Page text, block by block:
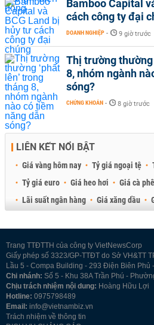
Bamboo Capital
cách công ty đại
DOANH NGHIỆP - 9 giờ trước
Thị trường thường
8, nhóm ngành
sóng?
CHỨNG KHOÁN - 8 giờ trước
LIÊN KẾT NỔI BẬT
Giá vàng hôm nay Tỷ giá ngoại tệ
Tỷ giá euro
Giá heo hơi Giá cà phê
Lãi suất ngân hàng
Giá xăng dầu
Trang TTĐTTH của công ty VietNewsCorp
Giấy phép số 3323/GP-TTĐT do Sở VH&TT
Lầu 5 - Compa Building - 293 Điện Biên Phủ
Chi nhánh: Số 5 - Khu 38A Trần Phú -
Chịu trách nhiệm nội dung: Hoàng Hữu Lợi
Hotline: 0975798489
Email: info@vietnambiz.vn
Trách nhiệm về thông tin